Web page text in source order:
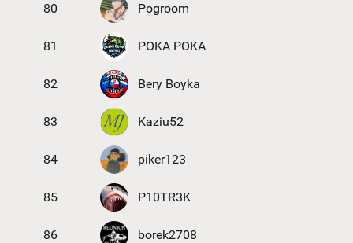
80 Pogroom
81 POKA POKA
82 Bery Boyka
83 Kaziu52
84 piker123
85 P10TR3K
86 borek2708